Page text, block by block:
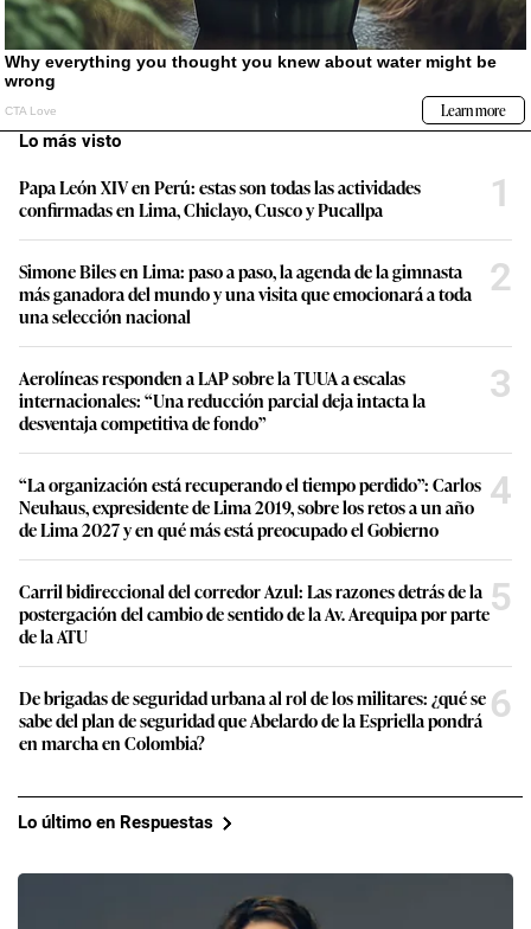
Lo más visto
Papa León XIV en Perú: estas son todas las actividades
confirmadas en Lima, Chiclayo, Cusco y Pucallpa
1
Simone Biles en Lima: paso a paso, la agenda de la gimnasta
más ganadora del mundo y una visita que emocionará a toda
una selección nacional
2
Aerolíneas responden a LAP sobre la TUUA a escalas
internacionales: “Una reducción parcial deja intacta la
desventaja competitiva de fondo”
3
“La organización está recuperando el tiempo perdido”: Carlos
Neuhaus, expresidente de Lima 2019, sobre los retos a un año
de Lima 2027 y en qué más está preocupado el Gobierno
4
Carril bidireccional del corredor Azul: Las razones detrás de la
postergación del cambio de sentido de la Av. Arequipa por parte
de la ATU
5
De brigadas de seguridad urbana al rol de los militares: ¿qué se
sabe del plan de seguridad que Abelardo de la Espriella pondrá
en marcha en Colombia?
6
Lo último en Respuestas